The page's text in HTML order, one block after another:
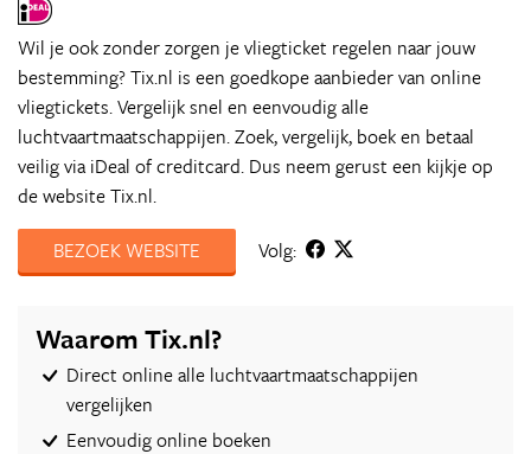
Wil je ook zonder zorgen je vliegticket regelen naar jouw
bestemming? Tix.nl is een goedkope aanbieder van online
vliegtickets. Vergelijk snel en eenvoudig alle
luchtvaartmaatschappijen. Zoek, vergelijk, boek en betaal
veilig via iDeal of creditcard. Dus neem gerust een kijkje op
de website Tix.nl.
BEZOEK WEBSITE
Volg:
Waarom Tix.nl?
Direct online alle luchtvaartmaatschappijen
vergelijken
Eenvoudig online boeken